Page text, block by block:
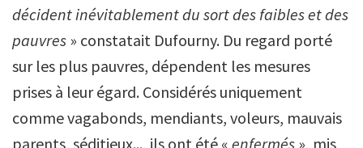
décident inévitablement du sort des faibles et des
pauvres » constatait Dufourny. Du regard porté
sur les plus pauvres, dépendent les mesures
prises à leur égard. Considérés uniquement
comme vagabonds, mendiants, voleurs, mauvais
parents, séditieux..., ils ont été « enfermés », mis